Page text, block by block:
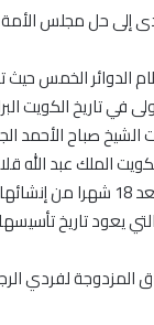
أدى إلى حل مجلس
مجلس الأمة في فصله التشريعي الـ 12
الشيخ صباح الأحمد
الملك عبد الله
المزدوجة لفردي